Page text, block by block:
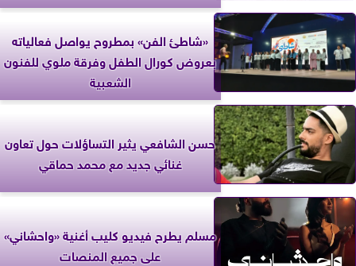
«شاطئ الفن» بمطروح يواصل فعالياته
بعروض كورال الطفل وفرقة ملوي للفنون
الشعبية
حسن الشافعي يثير التساؤلات حول تعاون
غنائي جديد مع محمد حماقي
مسلم يطرح فيديو كليب أغنية «واحشاني»
على جميع المنصات